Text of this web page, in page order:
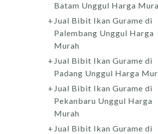
Batam Unggul Harga
Jual Bibit Ikan Gurame di
Palembang Unggul Harga
Murah
Jual Bibit Ikan Gurame di
Padang Unggul Harga
Jual Bibit Ikan Gurame di
Pekanbaru Unggul Harga
Murah
Jual Bibit Ikan Gurame di